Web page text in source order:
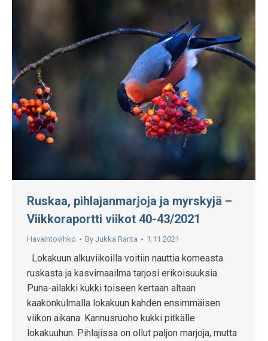
Ruskaa, pihlajanmarjoja ja myrskyjä –
Viikkoraportti viikot 40-43/2021
Havaintovihko By Jukka Ranta 1.11.2021
Lokakuun alkuviikoilla voitiin nauttia komeasta
ruskasta ja kasvimaailma tarjosi erikoisuuksia.
Puna-ailakki kukki toiseen kertaan altaan
kaakonkulmalla lokakuun kahden ensimmäisen
viikon aikana. Kannusruoho kukki pitkälle
lokakuuhun. Pihlajissa on ollut paljon marjoja, mutta